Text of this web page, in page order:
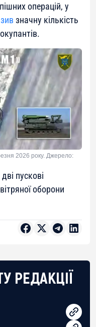
операцій, у
значну кількість
2026 року. Джерело:
пускові
оборони
РЕДАКЦІЇ